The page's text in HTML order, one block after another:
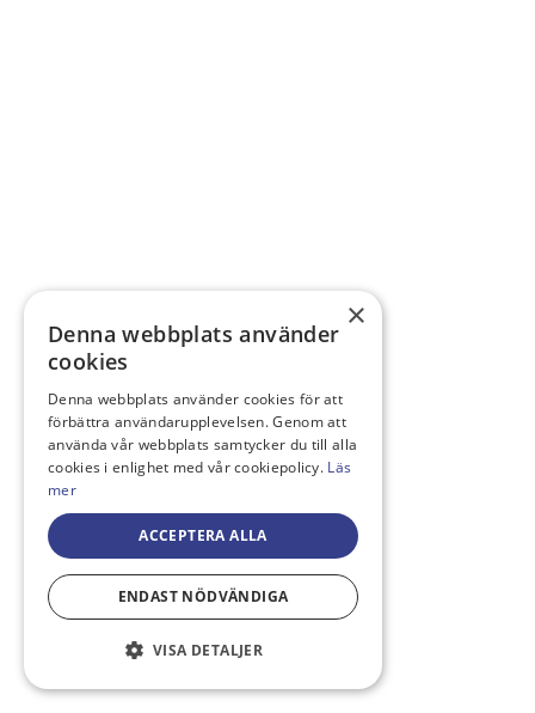
×
Denna webbplats använder
cookies
Denna webbplats använder cookies för att
förbättra användarupplevelsen. Genom att
använda vår webbplats samtycker du till alla
cookies i enlighet med vår cookiepolicy. Läs
mer
ACCEPTERA ALLA
ENDAST NÖDVÄNDIGA
VISA DETALJER